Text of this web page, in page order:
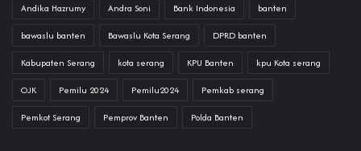
Andika Hazrumy Andra Soni Bank Indonesia banten
bawaslu banten Bawaslu Kota Serang DPRD banten
Kabupaten Serang kota serang KPU Banten kpu Kota serang
OJK Pemilu 2024 Pemilu2024 Pemkab serang
Pemkot Serang Pemprov Banten Polda Banten